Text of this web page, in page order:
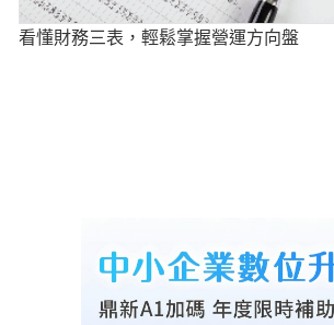
看懂財務三表，輕鬆掌握營運方向盤